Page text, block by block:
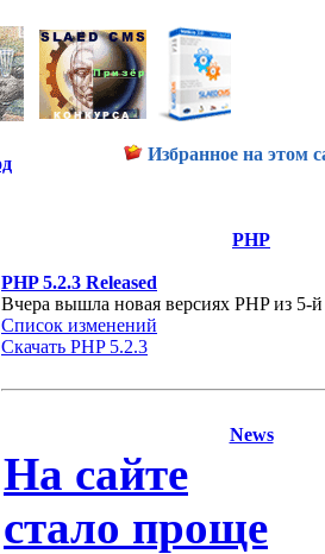
Избранное на этом
PHP
PHP 5.2.3 Released
Вчера вышла новая версиях PHP из 5-
Список изменений
Скачать PHP 5.2.3
News
На сайте
стало проще